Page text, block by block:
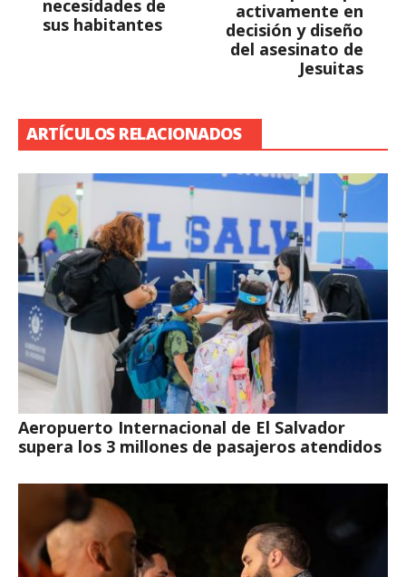
necesidades de
sus habitantes
activamente en
decisión y diseño
del asesinato de
Jesuitas
ARTÍCULOS RELACIONADOS
Aeropuerto Internacional de El Salvador
supera los 3 millones de pasajeros atendidos